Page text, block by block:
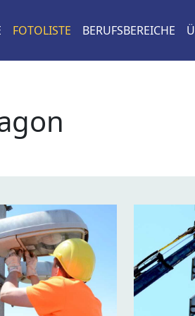
FOTOLISTE BERUFSBEREICHE